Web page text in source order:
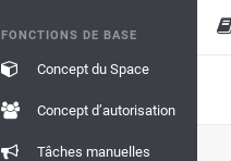
FONCTIONS DE BASE
Concept du Space
Concept d’autorisation
Tâches manuelles